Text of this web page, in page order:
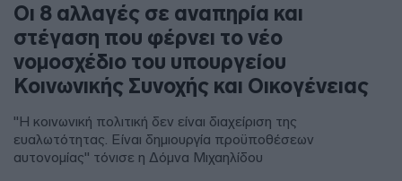
Οι 8 αλλαγές σε αναπηρία και
στέγαση που φέρνει το νέο
νομοσχέδιο του υπουργείου
Κοινωνικής Συνοχής και Οικογένειας
"Η κοινωνική πολιτική δεν είναι διαχείριση της
ευαλωτότητας. Είναι δημιουργία προϋποθέσεων
αυτονομίας" τόνισε η Δόμνα Μιχαηλίδου